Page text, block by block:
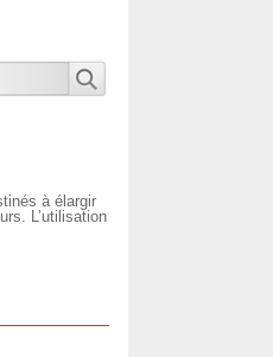
à élargir
L’utilisation